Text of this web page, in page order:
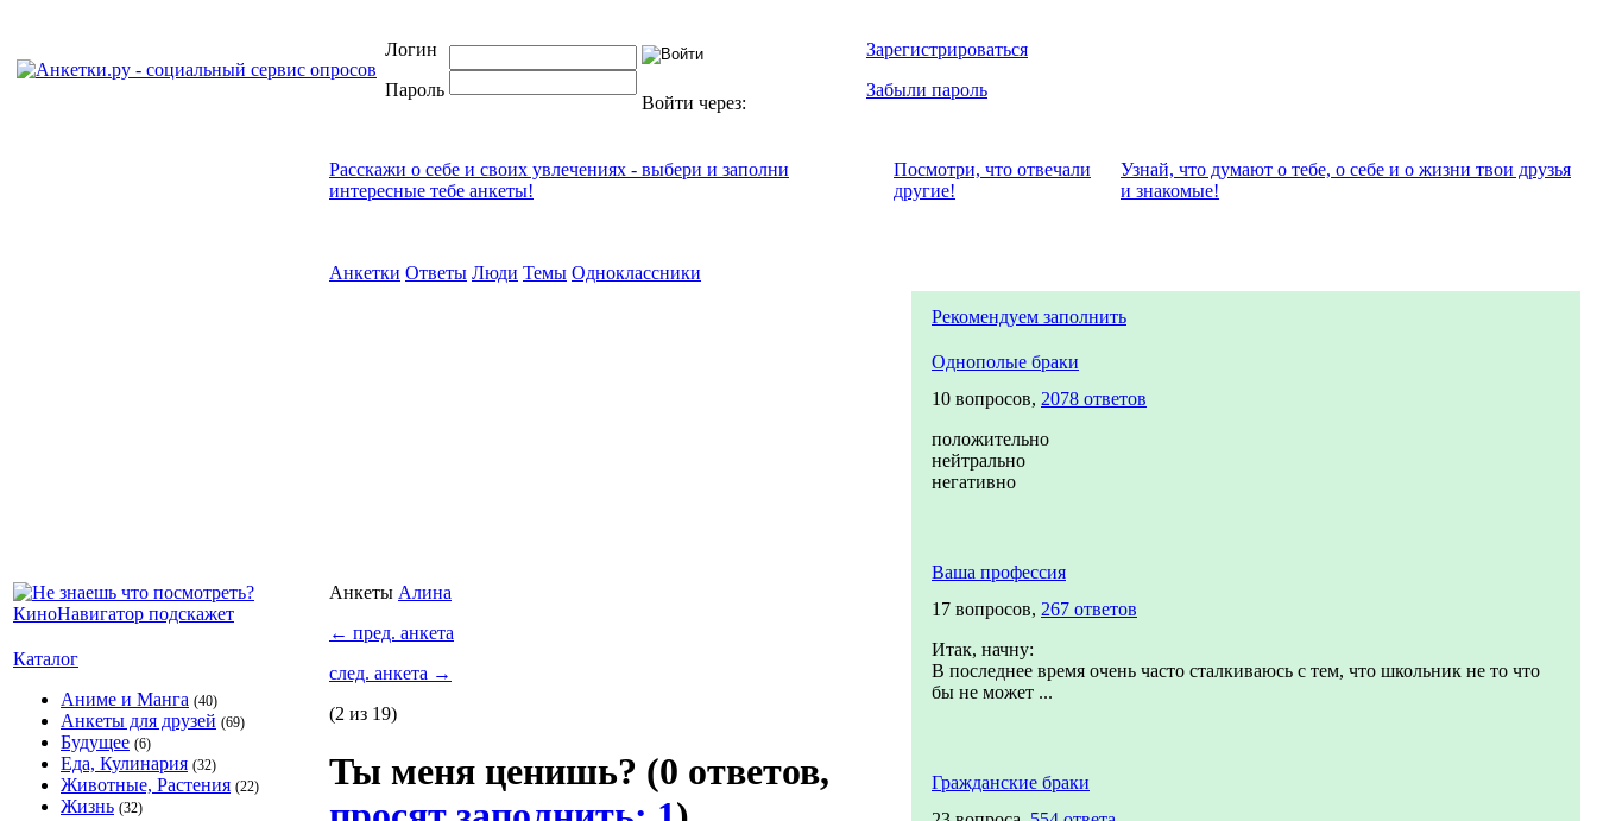
Логин
Пароль
Войти через:
Зарегистрироваться
Забыли пароль
Каталог
Аниме и Манга (40)
Анкеты для друзей (69)
Будущее (6)
Еда, Кулинария (32)
Животные, Растения (22)
Жизнь (32)
Расскажи о себе и своих увлечениях - выбери и заполни
интересные тебе анкеты!
Посмотри, что отвeчали
другие!
Узнай, что думают о тебе, о себе и о жизни твои друзья
и знакомые!
Анкетки Ответы Люди Темы Одноклассники
Анкеты Алина
← пред. анкета
след. анкета →
(2 из 19)
Ты меня ценишь? (0 ответов,
Рекомендуем заполнить
Однополые браки
10 вопросов, 2078 ответов
положительно
нейтрально
негативно
Ваша профессия
17 вопросов, 267 ответов
Итак, начну:
В последнее время очень часто сталкиваюсь с тем, что школьник не то что
бы не может ...
Гражданские браки